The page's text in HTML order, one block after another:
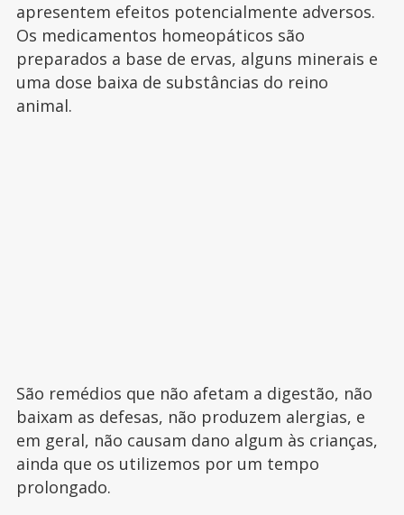
apresentem efeitos potencialmente adversos.
Os medicamentos homeopáticos são
preparados a base de ervas, alguns minerais e
uma dose baixa de substâncias do reino
animal.
São remédios que não afetam a digestão, não
baixam as defesas, não produzem alergias, e
em geral, não causam dano algum às crianças,
ainda que os utilizemos por um tempo
prolongado.